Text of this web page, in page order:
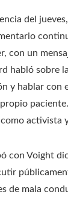
del
con un
habló sobre
y hablar con
activista
con Voight
de mala